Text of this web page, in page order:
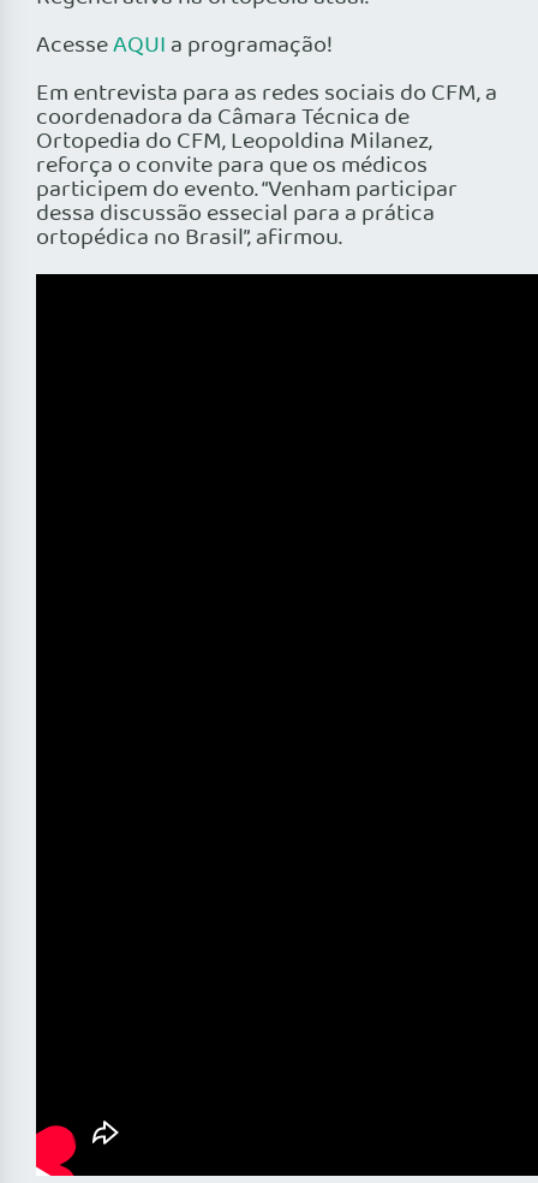
AcesseAQUI a programação!
Em entrevista para as redes sociais do CFM, a
coordenadora da Câmara Técnica de
Ortopedia do CFM, Leopoldina Milanez,
reforça o convite para que os médicos
participem do evento. “Venham participar
dessa discussão essecial para a prática
ortopédica no Brasil”, afirmou.